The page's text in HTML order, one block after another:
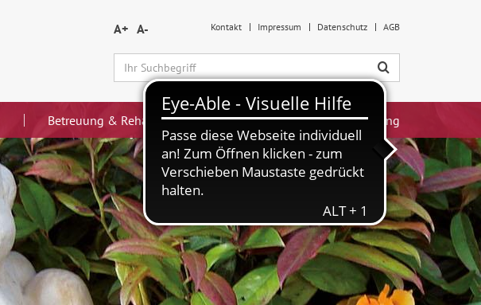
A+ A- Kontakt Impressum Datenschutz AGB
Betreuung & Rehabilitation Produktion & Dienstleistung